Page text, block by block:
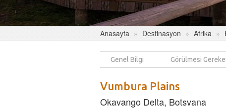
Anasayfa Destinasyon Afrika
Genel Bilgi Görülmesi
Vumbura Plains
Okavango Delta, Botsvana